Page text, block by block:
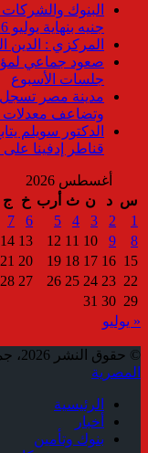
جنيه بنهاية يوليو 2026
المركزي : الدين
صعود جماعي
جلسات الأسبوع
وتضاعف معدلات
الدكتور سويلم
قناطر إدفينا على
أغسطس 2026
س د ن ث أرب خ
ج
1
2
3
4
5
6
7
8
9
10
11
12
13
14
15
16
17
18
19
20
21
22
23
24
25
26
27
28
29
30
31
« يوليو
© حقوق النشر 2026، جميع الحقوق محفوظة |
المصرية
الرئيسية
أخبار
بنوك وتأمين